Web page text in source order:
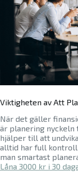
Viktigheten av Att
När det gäller
är planering nyckeln
hjälper till att
alltid har full kontroll
man smartast
Låna 3000 kr i 30